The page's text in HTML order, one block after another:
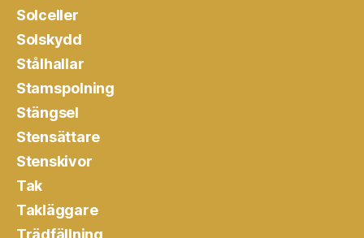
Solceller
Solskydd
Stålhallar
Stamspolning
Stängsel
Stensättare
Stenskivor
Tak
Takläggare
Trädfällning